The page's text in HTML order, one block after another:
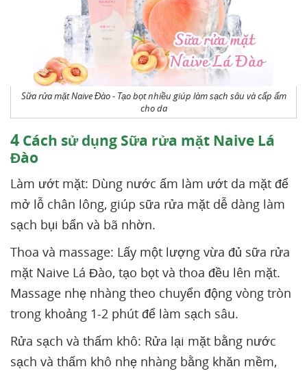
Sữa rửa mặt Naive Đào - Tạo bọt nhiều giúp làm sạch sâu và cấp ẩm
cho da
4 Cách sử dụng Sữa rửa mặt Naive Lá
Đào
Làm ướt mặt: Dùng nước ấm làm ướt da mặt để
mở lỗ chân lông, giúp sữa rửa mặt dễ dàng làm
sạch bụi bẩn và bã nhờn.
Thoa và massage: Lấy một lượng vừa đủ sữa rửa
mặt Naive Lá Đào, tạo bọt và thoa đều lên mặt.
Massage nhẹ nhàng theo chuyển động vòng tròn
trong khoảng 1-2 phút để làm sạch sâu.
Rửa sạch và thấm khô: Rửa lại mặt bằng nước
sạch và thấm khô nhẹ nhàng bằng khăn mềm,